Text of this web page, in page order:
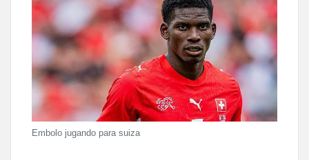
Embolo jugando para suiza